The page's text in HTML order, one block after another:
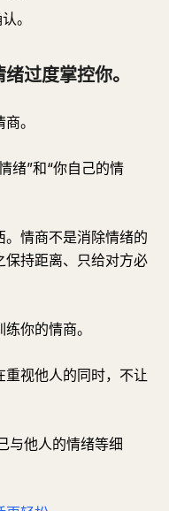
。
过度掌控你。
。
绪”和“你自己的情
情商不是消除情绪的
保持距离、只给对方必
你的情商。
视他人的同时，不让
与他人的情绪等细